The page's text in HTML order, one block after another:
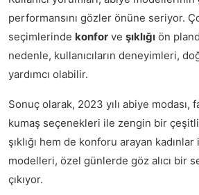
performansını gözler önüne seriyor.
seçimlerinde konfor ve şıklığı ön
nedenle, kullanıcıların deneyimleri,
yardımcı olabilir.
Sonuç olarak, 2023 yılı abiye modası,
kumaş seçenekleri ile zengin bir
şıklığı hem de konforu arayan kadınlar
modelleri, özel günlerde göz alıcı bir
çıkıyor.